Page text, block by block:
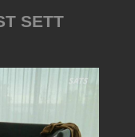
SETT